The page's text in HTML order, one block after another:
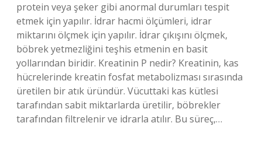
protein veya şeker gibi anormal durumları tespit
etmek için yapılır. İdrar hacmi ölçümleri, idrar
miktarını ölçmek için yapılır. İdrar çıkışını ölçmek,
böbrek yetmezliğini teşhis etmenin en basit
yollarından biridir. Kreatinin P nedir? Kreatinin, kas
hücrelerinde kreatin fosfat metabolizması sırasında
üretilen bir atık üründür. Vücuttaki kas kütlesi
tarafından sabit miktarlarda üretilir, böbrekler
tarafından filtrelenir ve idrarla atılır. Bu süreç,…